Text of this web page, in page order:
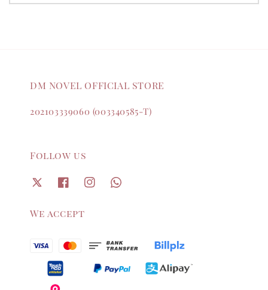
DM NOVEL OFFICIAL STORE
202103339060 (003340585-T)
Follow us
We accept